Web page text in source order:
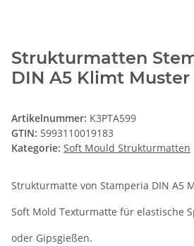
Strukturmatten
DIN A5 Klimt Muster
Artikelnummer: K3PTA599
GTIN: 5993110019183
Kategorie: Soft Mould Strukturmatten
Strukturmatte von Stamperia DIN A5
Soft Mold Texturmatte für elastische
oder Gipsgießen.